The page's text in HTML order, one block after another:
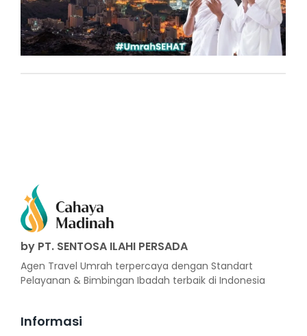
by PT. SENTOSA ILAHI PERSADA
Agen Travel Umrah terpercaya dengan Standart
Pelayanan & Bimbingan Ibadah terbaik di Indonesia
Informasi